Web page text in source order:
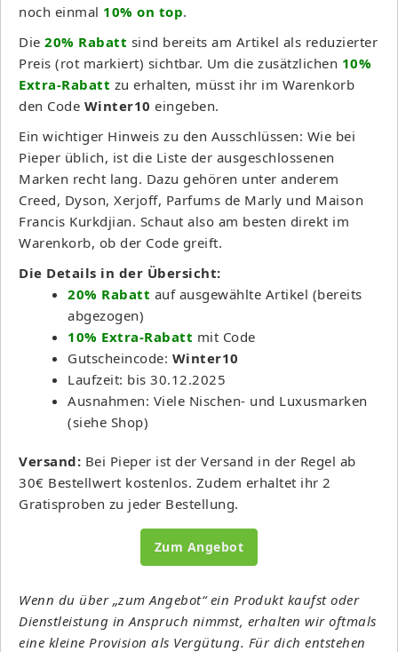
noch einmal 10% on top.
Die 20% Rabatt sind bereits am Artikel als reduzierter
Preis (rot markiert) sichtbar. Um die zusätzlichen 10%
Extra-Rabatt zu erhalten, müsst ihr im Warenkorb
den Code Winter10 eingeben.
Ein wichtiger Hinweis zu den Ausschlüssen: Wie bei
Pieper üblich, ist die Liste der ausgeschlossenen
Marken recht lang. Dazu gehören unter anderem
Creed, Dyson, Xerjoff, Parfums de Marly und Maison
Francis Kurkdjian. Schaut also am besten direkt im
Warenkorb, ob der Code greift.
Die Details in der Übersicht:
20% Rabatt auf ausgewählte Artikel (bereits
abgezogen)
10% Extra-Rabatt mit Code
Gutscheincode: Winter10
Laufzeit: bis 30.12.2025
Ausnahmen: Viele Nischen- und Luxusmarken
(siehe Shop)
Versand: Bei Pieper ist der Versand in der Regel ab
30€ Bestellwert kostenlos. Zudem erhaltet ihr 2
Gratisproben zu jeder Bestellung.
Zum Angebot
Wenn du über „zum Angebot“ ein Produkt kaufst oder
Dienstleistung in Anspruch nimmst, erhalten wir oftmals
eine kleine Provision als Vergütung. Für dich entstehen